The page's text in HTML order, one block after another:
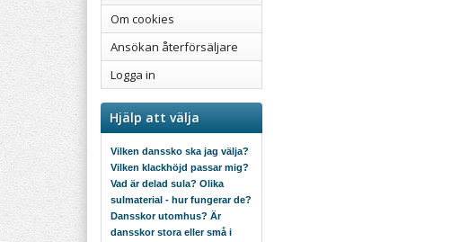
Om cookies
Ansökan återförsäljare
Logga in
Hjälp att välja
Vilken danssko ska jag välja?
Vilken klackhöjd passar mig?
Vad är delad sula? Olika
sulmaterial - hur fungerar de?
Dansskor utomhus? Är
dansskor stora eller små i